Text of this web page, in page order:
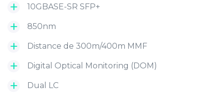
10GBASE-SR SFP+
850nm
Distance de 300m/400m MMF
Digital Optical Monitoring (DOM)
Dual LC